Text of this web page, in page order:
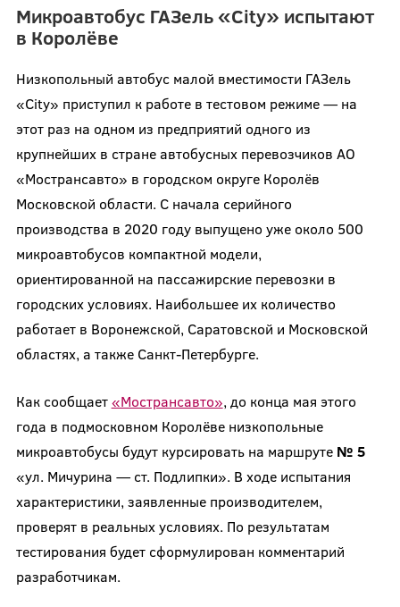
Микроавтобус ГАЗель «City» испытают
в Королёве
Низкопольный автобус малой вместимости ГАЗель
«City» приступил к работе в тестовом режиме — на
этот раз на одном из предприятий одного из
крупнейших в стране автобусных перевозчиков АО
«Мострансавто» в городском округе Королёв
Московской области. С начала серийного
производства в 2020 году выпущено уже около 500
микроавтобусов компактной модели,
ориентированной на пассажирские перевозки в
городских условиях. Наибольшее их количество
работает в Воронежской, Саратовской и Московской
областях, а также Санкт-Петербурге.
Как сообщает«Мострансавто», до конца мая этого
года в подмосковном Королёве низкопольные
микроавтобусы будут курсировать на маршруте № 5
«ул. Мичурина — ст. Подлипки». В ходе испытания
характеристики, заявленные производителем,
проверят в реальных условиях. По результатам
тестирования будет сформулирован комментарий
разработчикам.